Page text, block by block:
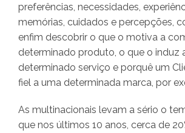
preferências, necessidades,
memórias, cuidados e percepções,
enfim descobrir o que o motiva a
determinado produto, o que o induz
determinado serviço e porquê um
fiel a uma determinada marca, por
As multinacionais levam a sério o
que nos últimos 10 anos, cerca de